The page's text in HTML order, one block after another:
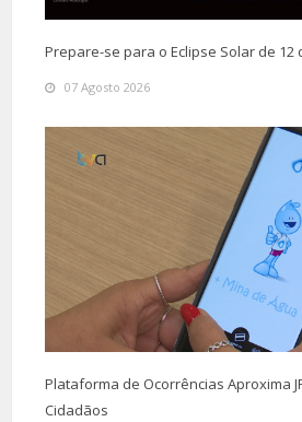
Prepare-se para o Eclipse Solar de 12
07 Agosto 2026
Plataforma de Ocorrências Aproxima
Cidadãos